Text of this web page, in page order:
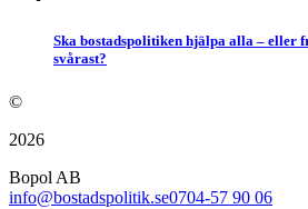
Ska bostadspolitiken hjälpa alla – eller
svårast?
©
2026
Bopol AB
info@bostadspolitik.se0704-57 90 06